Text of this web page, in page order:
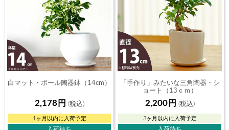
白マット・ボール陶器鉢（14cm）
2,178
1ヶ月以内に入荷予定
「手作り」みたいな三角陶器・シ
ョート（13ｃｍ）
2,200
3ヶ月以内に入荷予定